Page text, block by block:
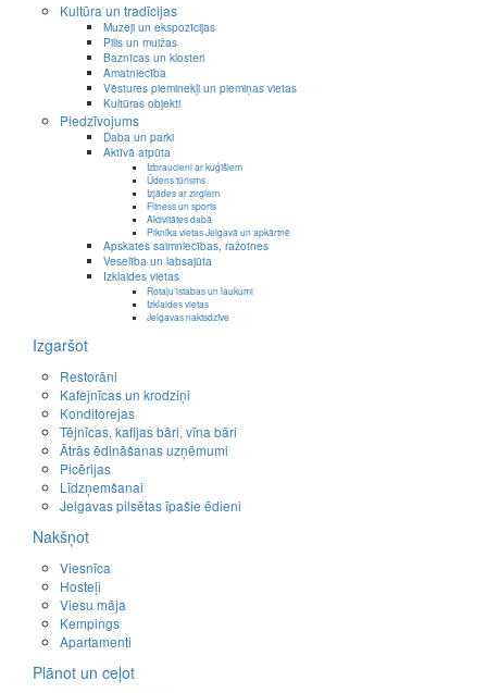
Kultūra un tradīcijas
Muzeji un ekspozīcijas
Pilis un muižas
Baznīcas un klosteri
Amatniecība
Vēstures pieminekļi un piemiņas vietas
Kultūras objekti
Piedzīvojums
Daba un parki
Aktīvā atpūta
Izbraucieni ar kuģīšiem
Ūdens tūrisms
Izjādes ar zirgiem
Fitness un sports
Aktivitātes dabā
Piknika vietas Jelgavā un apkārtnē
Apskates saimniecības, ražotnes
Veselība un labsajūta
Izklaides vietas
Rotaļu istabas un laukumi
Izklaides vietas
Jelgavas naktsdzīve
Izgaršot
Restorāni
Kafejnīcas un krodziņi
Konditorejas
Tējnīcas, kafijas bāri, vīna bāri
Ātrās ēdināšanas uzņēmumi
Picērijas
Līdzņemšanai
Jelgavas pilsētas īpašie ēdieni
Nakšņot
Viesnīca
Hosteļi
Viesu māja
Kempings
Apartamenti
Plānot un ceļot